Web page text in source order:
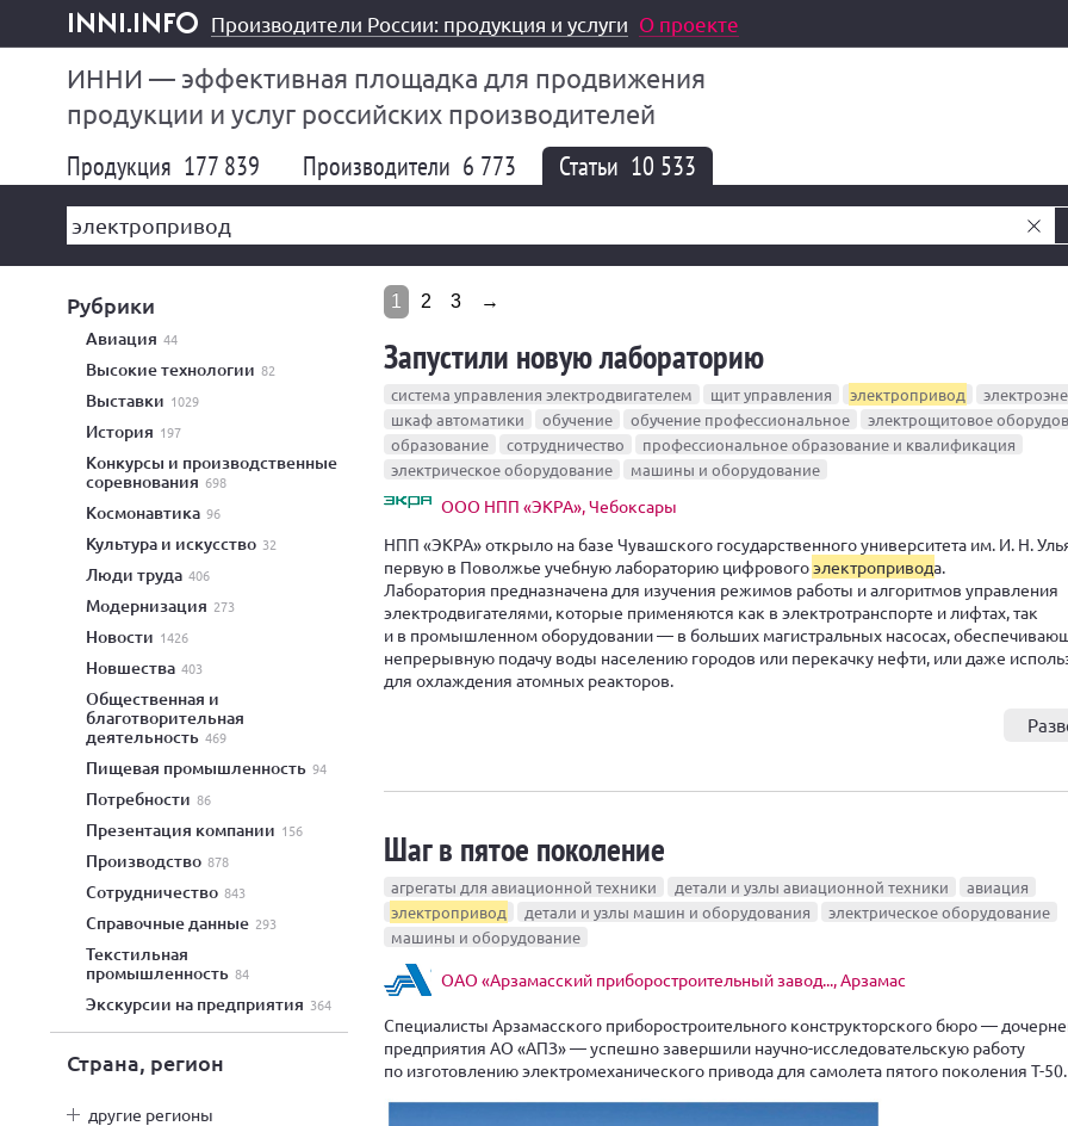
inni.info
Производители России: продукция и услуги О проекте
ИННИ — эффективная площадка для продвижения
продукции и услуг российских производителей
Продукция 177 839 Производители 6 773 Статьи 10 533
Рубрики
авиация 44
высокие технологии 82
выставки 1029
история 197
конкурсы и производственные
соревнования 698
космонавтика 96
культура и искусство 32
люди труда 406
модернизация 273
новости 1426
новшества 403
общественная и
благотворительная
деятельность 469
пищевая промышленность 94
потребности 86
презентация компании 156
производство 878
сотрудничество 843
справочные данные 293
текстильная
промышленность 84
экскурсии на предприятия 364
Страна, регион
другие регионы
1 2 3 →
Запустили новую лабораторию
система управления электродвигателем щит управления электропривод
шкаф автоматики
обучение обучение профессиональное
электрощитовое
образование
сотрудничество
профессиональное образование и квалификация
электрическое оборудование
машины и оборудование
ООО НПП «ЭКРА», Чебоксары
НПП «ЭКРА» открыло на базе Чувашского государственного университета им. И. Н.
первую в Поволжье учебную лабораторию цифровогоэлектропривода.
Лаборатория предназначена для изучения режимов работы и алгоритмов управления
электродвигателями, которые применяются как в электротранспорте и лифтах, так
и в промышленном оборудовании — в больших магистральных насосах,
непрерывную подачу воды населению городов или перекачку нефти, или даже
для охлаждения атомных реакторов.
Шаг в пятое поколение
агрегаты для авиационной техники детали и узлы авиационной техники
авиация
электропривод
детали и узлы машин и оборудования
электрическое оборудование
машины и оборудование
ОАО «Арзамасский приборостроительный завод..., Арзамас
Специалисты Арзамасского приборостроительного конструкторского бюро —
предприятия АО «АПЗ» — успешно завершили научно-исследовательскую работу
по изготовлению электромеханического привода для самолета пятого поколения Т-50.